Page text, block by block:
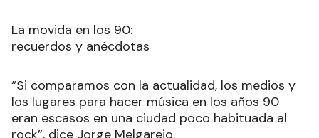
La movida en los 90:
recuerdos y anécdotas
“Si comparamos con la actualidad, los medios y
los lugares para hacer música en los años 90
eran escasos en una ciudad poco habituada al
rock”, dice Jorge Melgarejo.